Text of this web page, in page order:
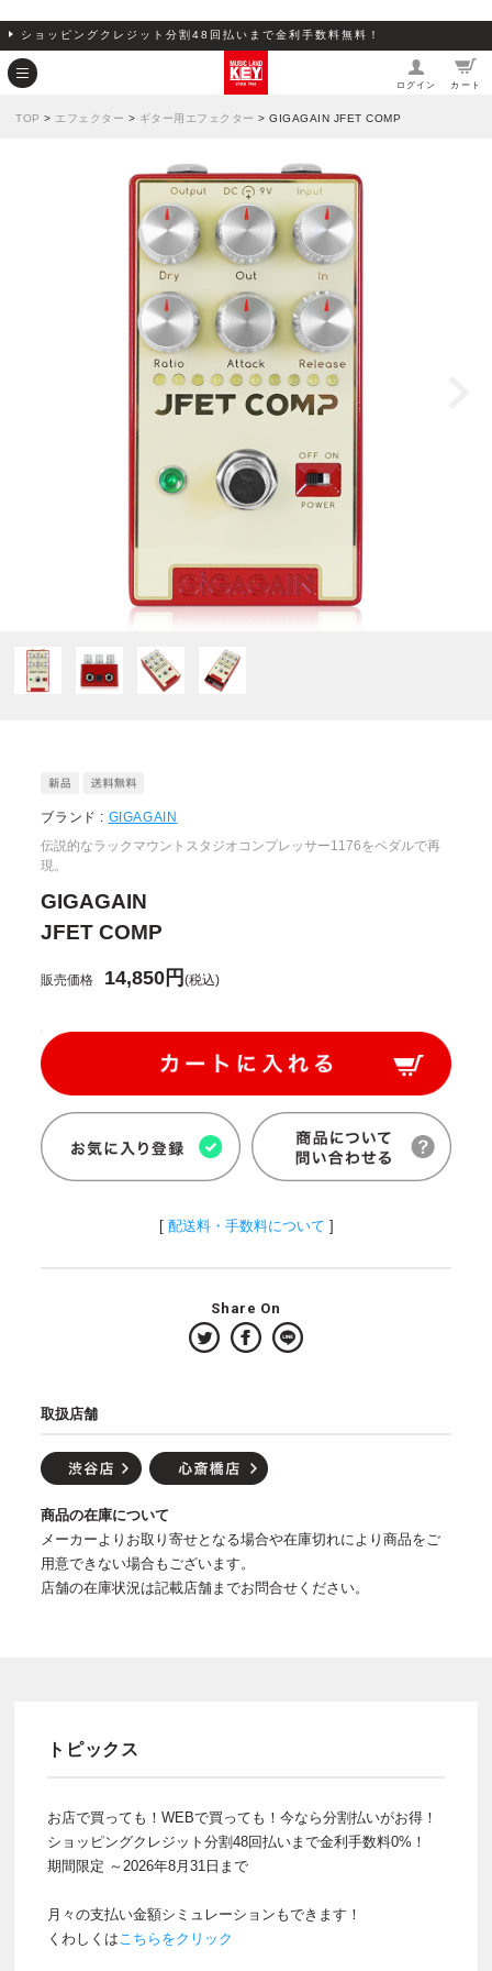
ショッピングクレジット分割48回払いまで金利手数料無料！
ログイン カート
TOP > エフェクター > ギター用エフェクター > GIGAGAIN JFET COMP
ブランド : GIGAGAIN
伝説的なラックマウントスタジオコンプレッサー1176をペダルで再
現。
GIGAGAIN
JFET COMP
販売価格 14,850円(税込)
[ 配送料・手数料について ]
Share On
取扱店舗
商品の在庫について
メーカーよりお取り寄せとなる場合や在庫切れにより商品をご
用意できない場合もございます。
店舗の在庫状況は記載店舗までお問合せください。
トピックス
お店で買っても！WEBで買っても！今なら分割払いがお得！
ショッピングクレジット分割48回払いまで金利手数料0%！
期間限定 ～2026年8月31日まで
月々の支払い金額シミュレーションもできます！
くわしくはこちらをクリック